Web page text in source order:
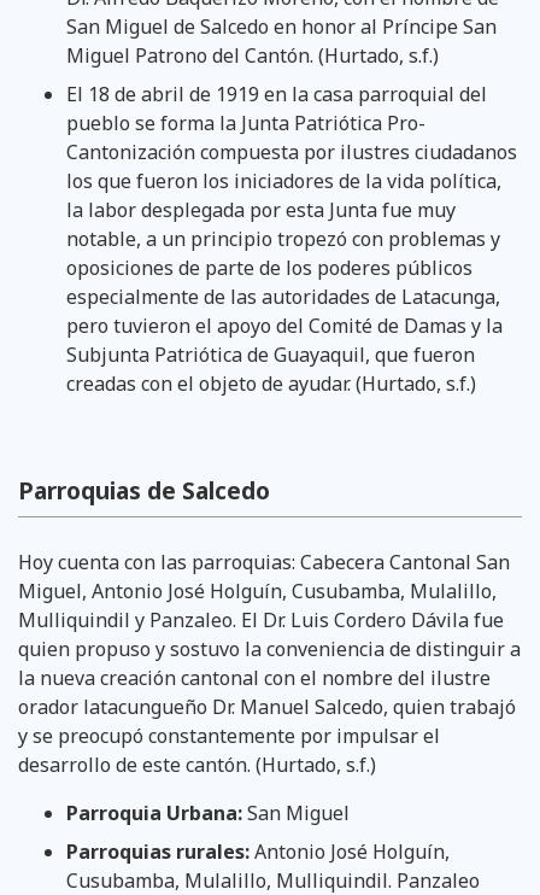
San Miguel de Salcedo en honor al Príncipe San
Miguel Patrono del Cantón. (Hurtado, s.f.)
El 18 de abril de 1919 en la casa parroquial del
pueblo se forma la Junta Patriótica Pro-
Cantonización compuesta por ilustres ciudadanos
los que fueron los iniciadores de la vida política,
la labor desplegada por esta Junta fue muy
notable, a un principio tropezó con problemas y
oposiciones de parte de los poderes públicos
especialmente de las autoridades de Latacunga,
pero tuvieron el apoyo del Comité de Damas y la
Subjunta Patriótica de Guayaquil, que fueron
creadas con el objeto de ayudar. (Hurtado, s.f.)
Parroquias de Salcedo
Hoy cuenta con las parroquias: Cabecera Cantonal San
Miguel, Antonio José Holguín, Cusubamba, Mulalillo,
Mulliquindil y Panzaleo. El Dr. Luis Cordero Dávila fue
quien propuso y sostuvo la conveniencia de distinguir a
la nueva creación cantonal con el nombre del ilustre
orador latacungueño Dr. Manuel Salcedo, quien trabajó
y se preocupó constantemente por impulsar el
desarrollo de este cantón. (Hurtado, s.f.)
Parroquia Urbana:San Miguel
Parroquias rurales:Antonio José Holguín,
Cusubamba, Mulalillo, Mulliquindil. Panzaleo